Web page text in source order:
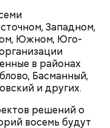
Западном,
Южном, Юго-
в районах
Басманный,
и других.
решений о
восемь будут
партнером»,
бизнеса. В
том, какие
участие в
заполнить и
к ней.
Булгаков
Она была его